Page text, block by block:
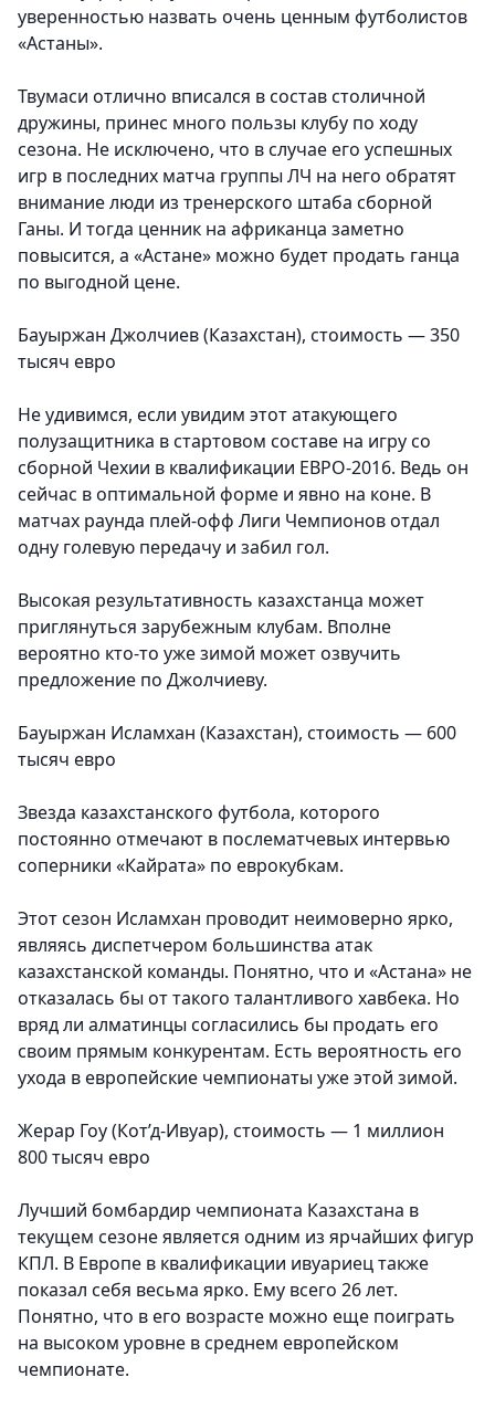
уверенностью назвать очень ценным футболистов
«Астаны».
Твумаси отлично вписался в состав столичной
дружины, принес много пользы клубу по ходу
сезона. Не исключено, что в случае его успешных
игр в последних матча группы ЛЧ на него обратят
внимание люди из тренерского штаба сборной
Ганы. И тогда ценник на африканца заметно
повысится, а «Астане» можно будет продать ганца
по выгодной цене.
Бауыржан Джолчиев (Казахстан), стоимость — 350
тысяч евро
Не удивимся, если увидим этот атакующего
полузащитника в стартовом составе на игру со
сборной Чехии в квалификации ЕВРО-2016. Ведь он
сейчас в оптимальной форме и явно на коне. В
матчах раунда плей-офф Лиги Чемпионов отдал
одну голевую передачу и забил гол.
Высокая результативность казахстанца может
приглянуться зарубежным клубам. Вполне
вероятно кто-то уже зимой может озвучить
предложение по Джолчиеву.
Бауыржан Исламхан (Казахстан), стоимость — 600
тысяч евро
Звезда казахстанского футбола, которого
постоянно отмечают в послематчевых интервью
соперники «Кайрата» по еврокубкам.
Этот сезон Исламхан проводит неимоверно ярко,
являясь диспетчером большинства атак
казахстанской команды. Понятно, что и «Астана» не
отказалась бы от такого талантливого хавбека. Но
вряд ли алматинцы согласились бы продать его
своим прямым конкурентам. Есть вероятность его
ухода в европейские чемпионаты уже этой зимой.
Жерар Гоу (Кот’д-Ивуар), стоимость — 1 миллион
800 тысяч евро
Лучший бомбардир чемпионата Казахстана в
текущем сезоне является одним из ярчайших фигур
КПЛ. В Европе в квалификации ивуариец также
показал себя весьма ярко. Ему всего 26 лет.
Понятно, что в его возрасте можно еще поиграть
на высоком уровне в среднем европейском
чемпионате.